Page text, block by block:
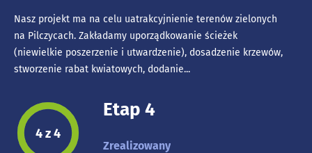
Nasz projekt ma na celu uatrakcyjnienie terenów zielonych
na Pilczycach. Zakładamy uporządkowanie ścieżek
(niewielkie poszerzenie i utwardzenie), dosadzenie krzewów,
stworzenie rabat kwiatowych, dodanie...
Etap projektu:
4 z 4
Etap 4
Zrealizowany